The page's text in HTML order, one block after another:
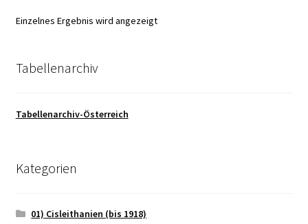
Einzelnes Ergebnis wird angezeigt
Tabellenarchiv
Tabellenarchiv-Österreich
Kategorien
01) Cisleithanien (bis 1918)